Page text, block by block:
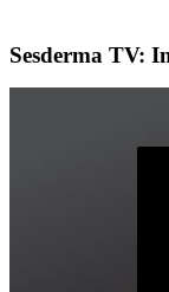
Sesderma TV: